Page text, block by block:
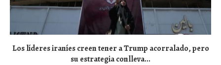
Los líderes iraníes creen tener a Trump acorralado, pero
su estrategia conlleva...